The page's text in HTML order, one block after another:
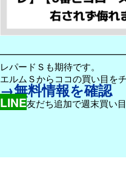
レパードＳも期待です。
エルムＳからココの買い目を
→無料情報を確認
LINE友だち追加で週末買い